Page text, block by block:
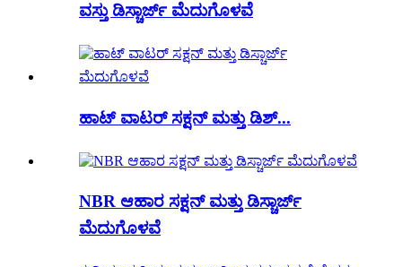
ವಸ್ತು ಡಿಸ್ಚಾರ್ಜ್ ಮೆದುಗೊಳವೆ
ಹಾಟ್ ವಾಟರ್ ಸಕ್ಷನ್ ಮತ್ತು ಡಿಶ್...
NBR ಆಹಾರ ಸಕ್ಷನ್ ಮತ್ತು ಡಿಸ್ಚಾರ್ಜ್
ಮೆದುಗೊಳವೆ